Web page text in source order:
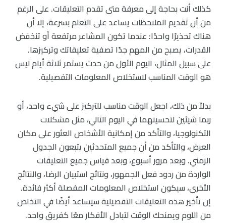
كذلك أنت بحاجة إلى معرفة متى تقدم التعليقات. على الرغم
من أن تقديم الملاحظات يساعد على التعلم بسرعة، إلا أن
هناك تحذيرًا واحدًا: عندما تكون المشاعر مرتفعة أو تنخفض
القدرات، يصبح من المهم جدًا تصفية تعليقاتك وتركيزها.
على سبيل المثال، اليوم الأول من حدث يستمر ثلاثة أيام ليس
هو الوقت المناسب لاستخلاص المعلومات التفصيلية.
بدلاً من ذلك، اجعل الوقت مناسب للتركيز على شيء واحد، أو
ربما شيئين لتحسينهما في اليوم التالي، مثل مشكلات
التكنولوجيا، والتأكد من إمكانية الأشخاص العثور على مكان
العرض، والتأكد من أن جميع المتحدثين يتبعون الجدول
الزمني. وبعد مرور أسبوع، وبعد قياس جميع التعليقات
الواردة من ردود فعل الجمهور، ونتائج استبيان الرضا، والنتائج
الأخرى، سيكون استخلاص المعلومات المفصلة أكثر فائدة.
إن تأخير هذه التعليقات التفصيلية سيساعد أيضًا في التخلص
من اللوم ويمنحك الوقت لتبادل الأفكار معًا كفريق واحد.